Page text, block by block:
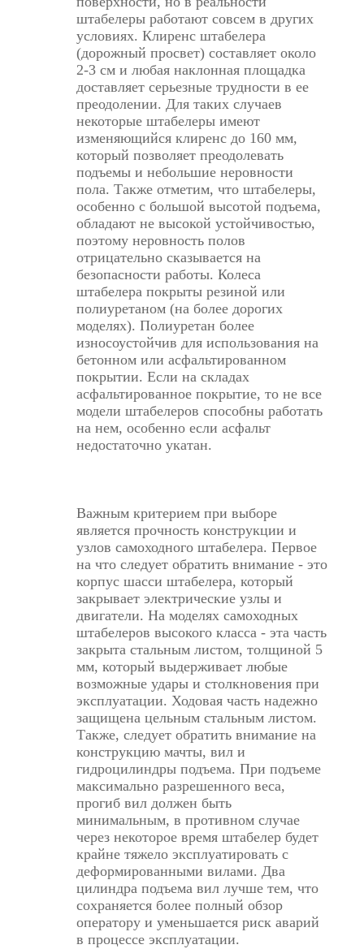
штабелеры работают совсем в других
условиях. Клиренс штабелера
(дорожный просвет) составляет около
2-3 см и любая наклонная площадка
доставляет серьезные трудности в ее
преодолении. Для таких случаев
некоторые штабелеры имеют
изменяющийся клиренс до 160 мм,
который позволяет преодолевать
подъемы и небольшие неровности
пола. Также отметим, что штабелеры,
особенно с большой высотой подъема,
обладают не высокой устойчивостью,
поэтому неровность полов
отрицательно сказывается на
безопасности работы. Колеса
штабелера покрыты резиной или
полиуретаном (на более дорогих
моделях). Полиуретан более
износоустойчив для использования на
бетонном или асфальтированном
покрытии. Если на складах
асфальтированное покрытие, то не все
модели штабелеров способны работать
на нем, особенно если асфальт
недостаточно укатан.
Важным критерием при выборе
является прочность конструкции и
узлов самоходного штабелера. Первое
на что следует обратить внимание - это
корпус шасси штабелера, который
закрывает электрические узлы и
двигатели. На моделях самоходных
штабелеров высокого класса - эта часть
закрыта стальным листом, толщиной 5
мм, который выдерживает любые
возможные удары и столкновения при
эксплуатации. Ходовая часть надежно
защищена цельным стальным листом.
Также, следует обратить внимание на
конструкцию мачты, вил и
гидроцилиндры подъема. При подъеме
максимально разрешенного веса,
прогиб вил должен быть
минимальным, в противном случае
через некоторое время штабелер будет
крайне тяжело эксплуатировать с
деформированными вилами. Два
цилиндра подъема вил лучше тем, что
сохраняется более полный обзор
оператору и уменьшается риск аварий
в процессе эксплуатации.